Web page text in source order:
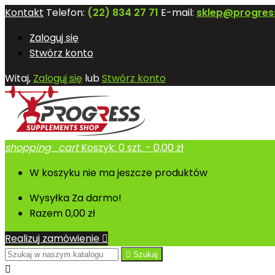
Kontakt Telefon: (22) 834 27 71 E-mail:
Zaloguj się
Stwórz konto
Witaj, Zaloguj się lubStwórz konto
shopping_cart Koszyk: 0szt. - 0,00 zł
W koszyku nie ma jeszcze produktów
Wysyłka Za darmo!
Razem0,00 zł
Realizuj zamówienie 
 Szukaj
